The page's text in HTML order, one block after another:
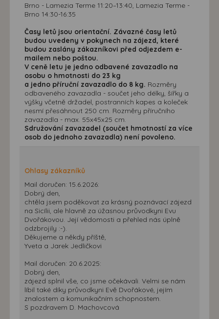
Brno - Lamezia Terme 11:20–13:40, Lamezia Terme -
Brno 14:30-16:35
Časy letů jsou orientační. Závazné časy letů
budou uvedeny v pokynech na zájezd, které
budou zaslány zákazníkovi před odjezdem e-
mailem nebo poštou.
V ceně letu je jedno odbavené zavazadlo na
osobu o hmotnosti do 23 kg
a jedno příruční zavazadlo do 8 kg. Rozměry
odbaveného zavazadla - součet jeho délky, šířky a
výšky včetně držadel, postranních kapes a koleček
nesmí přesáhnout 250 cm. Rozměry příručního
zavazadla - max. 55x45x25 cm.
Sdružování zavazadel (součet hmotností za více
osob do jednoho zavazadla) není povoleno.
Ohlasy zákazníků
Mail doručen: 15.6.2026:
Dobrý den,
chtěla jsem poděkovat za krásný poznávací zájezd
na Sicílii, ale hlavně za úžasnou průvodkyni Evu
Dvořákovou. Její vědomosti a přehled nás úplně
odzbrojily :-).
Děkujeme a někdy příště,
Yveta a Jarek Jedličkovi
Mail doručen: 20.6.2025:
Dobrý den,
zájezd splnil vše, co jsme očekávali. Velmi se nám
líbil také díky průvodkyni Evě Dvořákové, jejím
znalostem a komunikačním schopnostem.
S pozdravem D. Machovcová